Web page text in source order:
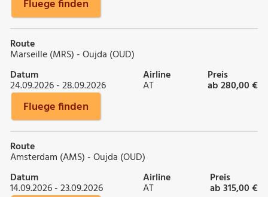
Fluege finden
Route
Marseille (MRS) - Oujda (OUD)
Datum
24.09.2026 - 28.09.2026
Airline
AT
Preis
ab 280,00 €
Fluege finden
Route
Amsterdam (AMS) - Oujda (OUD)
Datum
14.09.2026 - 23.09.2026
Airline
AT
Preis
ab 315,00 €